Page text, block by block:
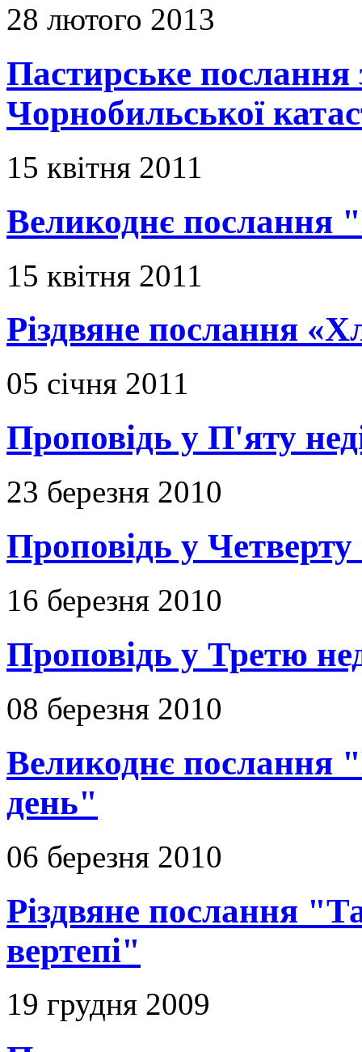
28 лютого 2013
Пастирське послання
Чорнобильської
15 квітня 2011
Великоднє послання
15 квітня 2011
Різдвяне послання
05 січня 2011
Проповідь у П'яту
23 березня 2010
Проповідь у
16 березня 2010
Проповідь у Третю
08 березня 2010
Великоднє послання
день"
06 березня 2010
Різдвяне послання
вертепі"
19 грудня 2009